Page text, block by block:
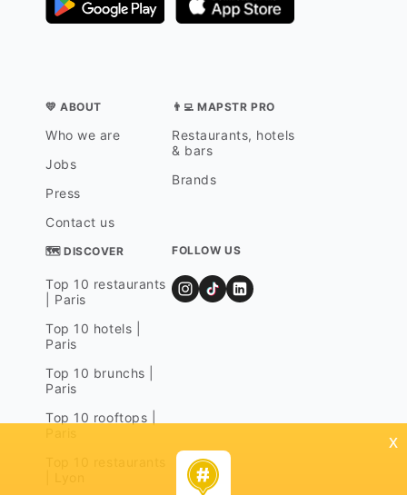
💛 ABOUT
Who we are
Jobs
Press
Contact us
👨‍💻 MAPSTR PRO
Restaurants, hotels
& bars
Brands
🗺 DISCOVER
Top 10 restaurants
| Paris
Top 10 hotels |
Paris
Top 10 brunchs |
Paris
Top 10 rooftops |
FOLLOW US
x